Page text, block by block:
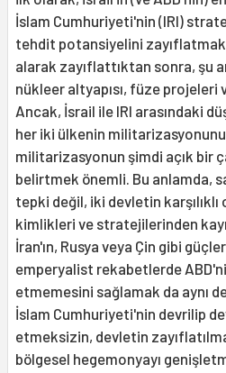
İslam Cumhuriyeti'nin (IRI)
tehdit potansiyelini
alarak zayıflattıktan sonra, şu
nükleer altyapısı, füze projeleri
Ancak, İsrail ile IRI arasındaki
her iki ülkenin militarizasyonunu
militarizasyonun şimdi açık bir
belirtmek önemli. Bu anlamda,
tepki değil, iki devletin
kimlikleri ve stratejilerinden
İran'ın, Rusya veya Çin gibi
emperyalist rekabetlerde
etmemesini sağlamak da aynı
İslam Cumhuriyeti'nin devrilip
etmeksizin, devletin
bölgesel hegemonyayı